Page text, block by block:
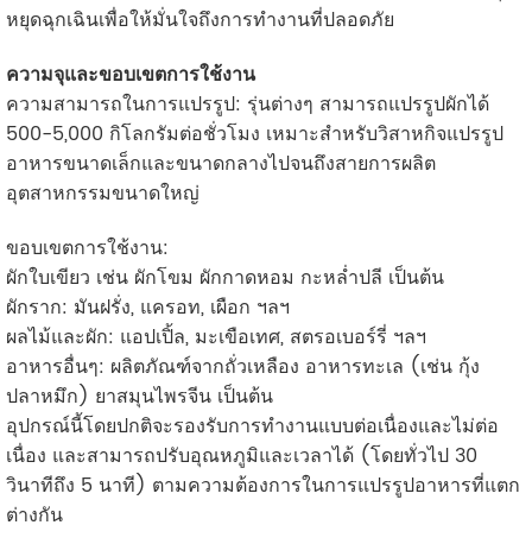
หยุดฉุกเฉินเพื่อให้มั่นใจถึงการทำงานที่ปลอดภัย
ความจุและขอบเขตการใช้งาน
ความสามารถในการแปรรูป: รุ่นต่างๆ สามารถแปรรูปผักได้
500-5,000 กิโลกรัมต่อชั่วโมง เหมาะสำหรับวิสาหกิจแปรรูป
อาหารขนาดเล็กและขนาดกลางไปจนถึงสายการผลิต
อุตสาหกรรมขนาดใหญ่
ขอบเขตการใช้งาน:
ผักใบเขียว เช่น ผักโขม ผักกาดหอม กะหล่ำปลี เป็นต้น
ผักราก: มันฝรั่ง, แครอท, เผือก ฯลฯ
ผลไม้และผัก: แอปเปิ้ล, มะเขือเทศ, สตรอเบอร์รี่ ฯลฯ
อาหารอื่นๆ: ผลิตภัณฑ์จากถั่วเหลือง อาหารทะเล (เช่น กุ้ง
ปลาหมึก) ยาสมุนไพรจีน เป็นต้น
อุปกรณ์นี้โดยปกติจะรองรับการทำงานแบบต่อเนื่องและไม่ต่อ
เนื่อง และสามารถปรับอุณหภูมิและเวลาได้ (โดยทั่วไป 30
วินาทีถึง 5 นาที) ตามความต้องการในการแปรรูปอาหารที่แตก
ต่างกัน